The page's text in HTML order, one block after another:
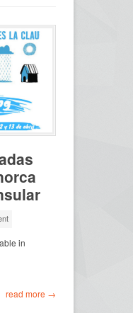
in
read more →